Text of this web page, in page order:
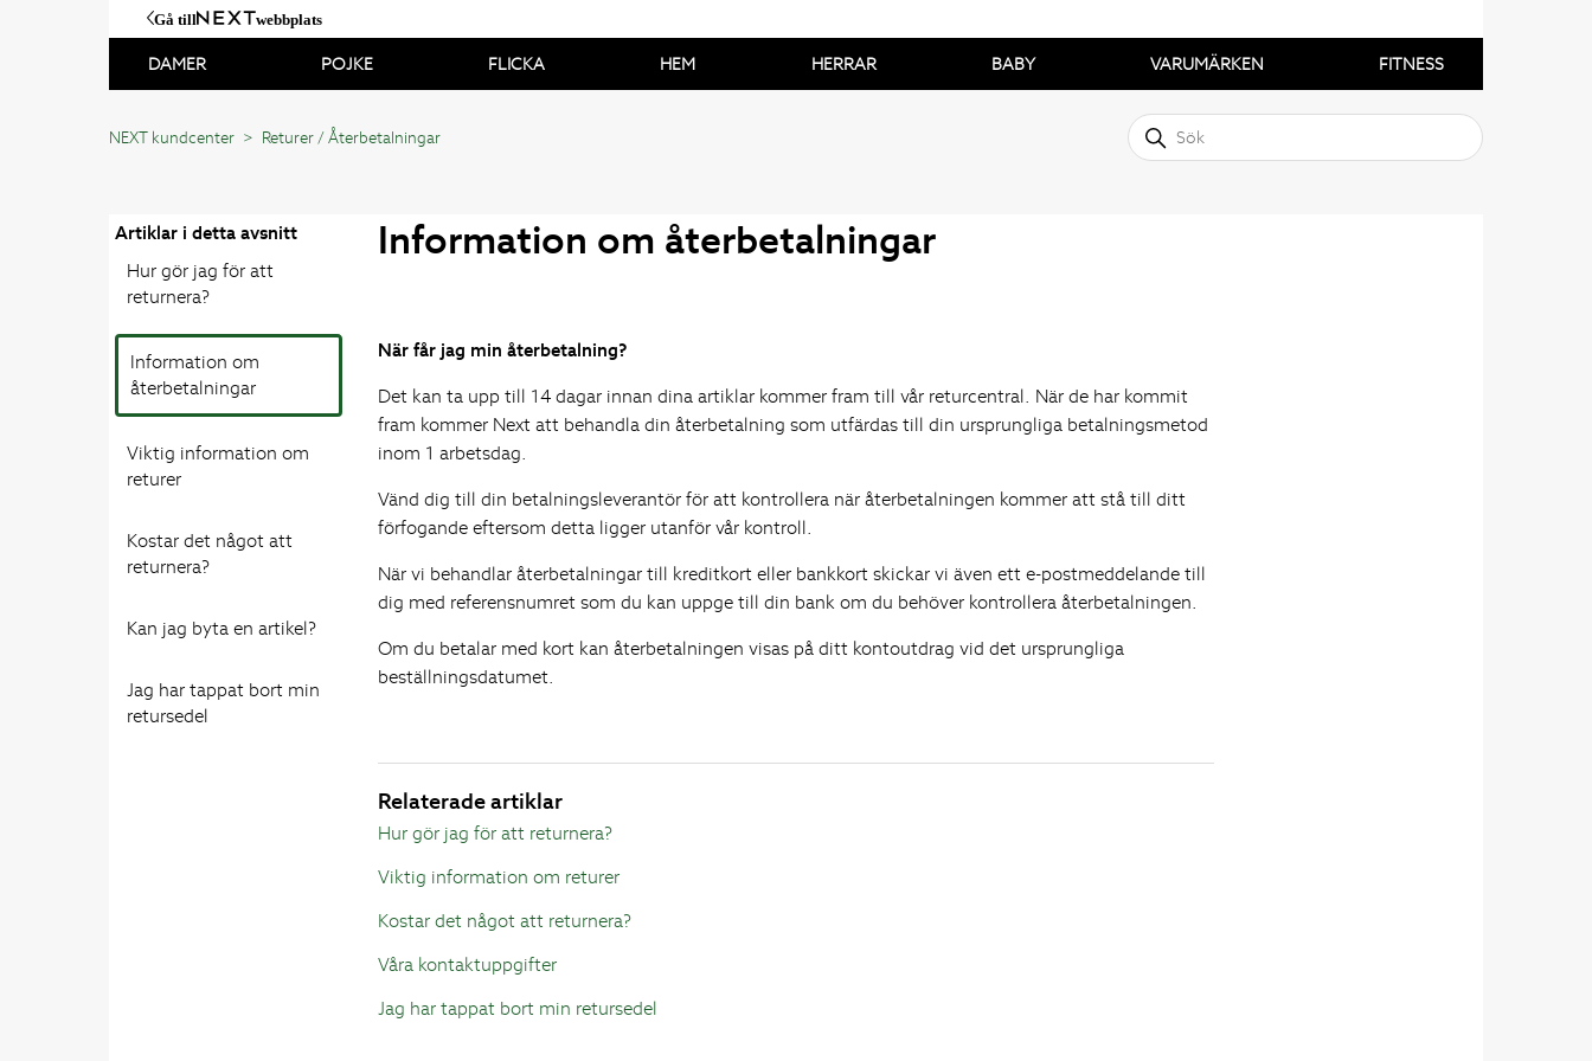
Gå till webbplats
DAMER POJKE FLICKA HEM HERRAR BABY VARUMÄRKEN FITNESS
NEXT kundcenter Returer / Återbetalningar
Artiklar i detta avsnitt
Hur gör jag för att
returnera?
Information om
återbetalningar
Viktig information om
returer
Kostar det något att
returnera?
Kan jag byta en artikel?
Jag har tappat bort min
retursedel
Information om återbetalningar
När får jag min återbetalning?
Det kan ta upp till 14 dagar innan dina artiklar kommer fram till vår returcentral. När de har kommit
fram kommer Next att behandla din återbetalning som utfärdas till din ursprungliga betalningsmetod
inom 1 arbetsdag.
Vänd dig till din betalningsleverantör för att kontrollera när återbetalningen kommer att stå till ditt
förfogande eftersom detta ligger utanför vår kontroll.
När vi behandlar återbetalningar till kreditkort eller bankkort skickar vi även ett e-postmeddelande till
dig med referensnumret som du kan uppge till din bank om du behöver kontrollera återbetalningen.
Om du betalar med kort kan återbetalningen visas på ditt kontoutdrag vid det ursprungliga
beställningsdatumet.
Relaterade artiklar
Hur gör jag för att returnera?
Viktig information om returer
Kostar det något att returnera?
Våra kontaktuppgifter
Jag har tappat bort min retursedel